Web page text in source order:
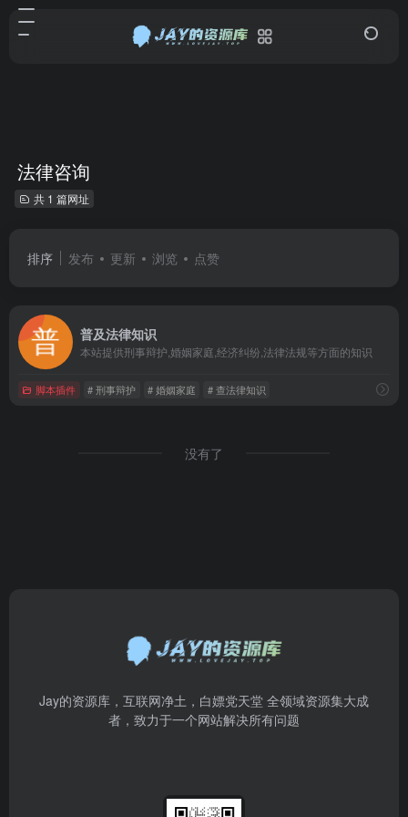
法律咨询
共 1 篇网址
排序 发布 更新 浏览 点赞
普及法律知识
本站提供刑事辩护,婚姻家庭,经济纠纷,法律法规等方面的知识
脚本插件 # 刑事辩护 # 婚姻家庭 # 查法律知识
没有了
Jay的资源库，互联网净土，白嫖党天堂 全领域资源集大成
者，致力于一个网站解决所有问题